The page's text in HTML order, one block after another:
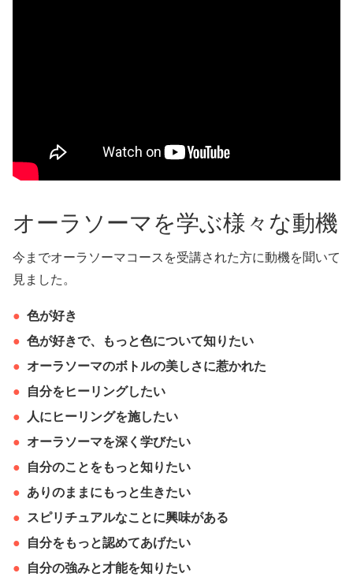
オーラソーマを学ぶ様々な動機
今までオーラソーマコースを受講された方に動機を聞いて
見ました。
色が好き
色が好きで、もっと色について知りたい
オーラソーマのボトルの美しさに惹かれた
自分をヒーリングしたい
人にヒーリングを施したい
オーラソーマを深く学びたい
自分のことをもっと知りたい
ありのままにもっと生きたい
スピリチュアルなことに興味がある
自分をもっと認めてあげたい
自分の強みと才能を知りたい